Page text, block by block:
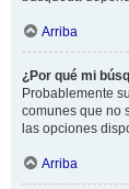
Arriba
¿Por qué mi
Probablemente
comunes que no
las opciones
Arriba